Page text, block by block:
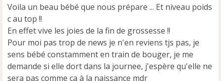
e
n
o
n
l
u
Voila un beau bébé que nous prépare ... Et niveau poids
c au top !!
En effet vive les joies de la fin de grossesse !!
Pour moi pas trop de news je n'en reviens tjs pas, je
sens bébé constamment en train de bouger, je me
demande si elle dort dans la journee, j'espère qu'elle ne
sera pas comme ça à la naissance mdr